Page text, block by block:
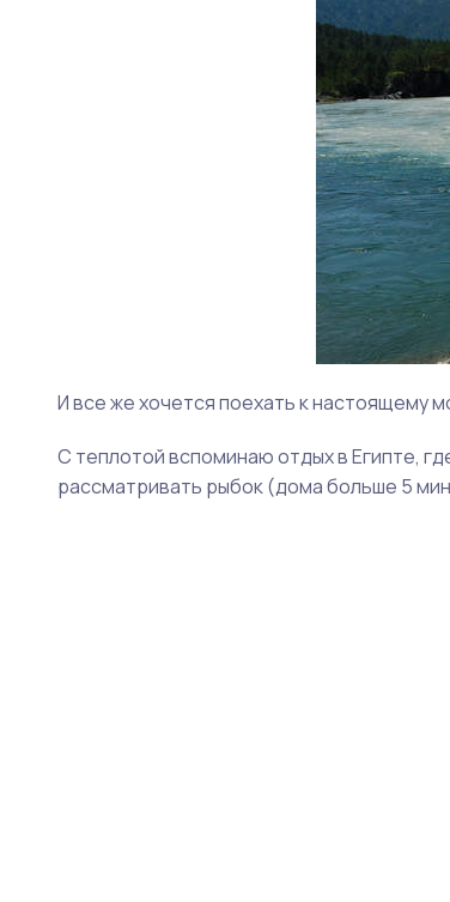
И все же хочется поехать к настоящему
С теплотой вспоминаю отдых в Египте,
рассматривать рыбок (дома больше 5